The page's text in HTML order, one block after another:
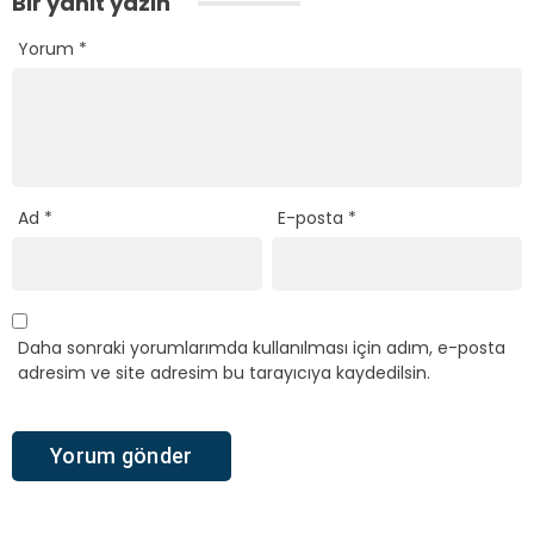
Yorum *
Ad * E-posta *
Daha sonraki yorumlarımda kullanılması için adım, e-posta
adresim ve site adresim bu tarayıcıya kaydedilsin.